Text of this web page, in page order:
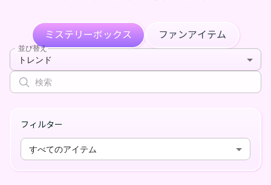
ミステリーボックス ファンアイテム
並び替え
トレンド
フィルター
すべてのアイテム